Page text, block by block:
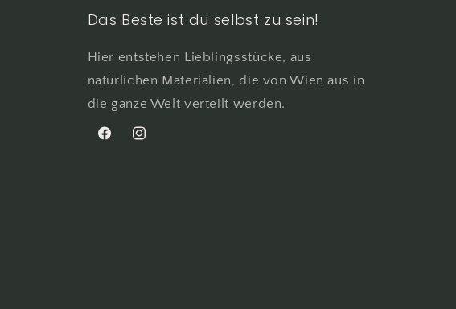
Das Beste ist du selbst zu sein!
Hier entstehen Lieblingsstücke, aus
natürlichen Materialien, die von Wien aus in
die ganze Welt verteilt werden.
FacebookInstagram